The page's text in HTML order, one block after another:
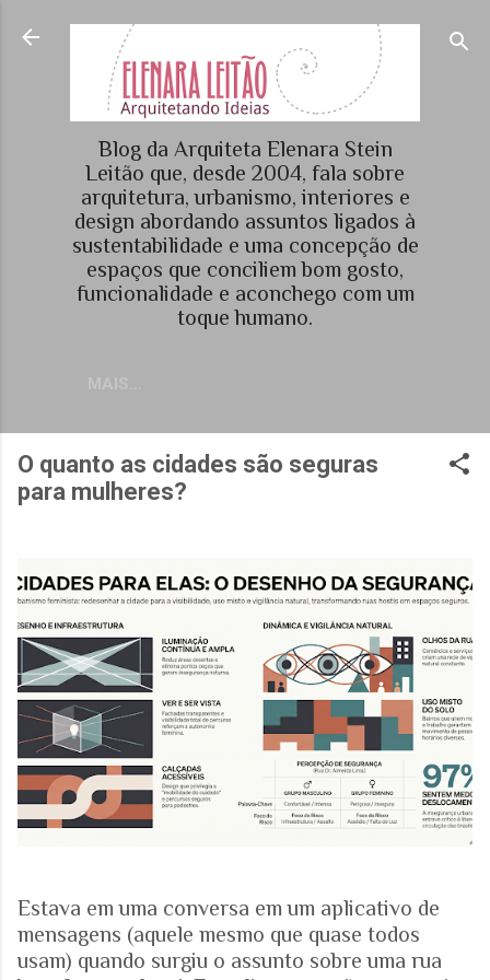
Pular para o conteúdo principal
Blog da Arquiteta Elenara Stein
Leitão que, desde 2004, fala sobre
arquitetura, urbanismo, interiores e
design abordando assuntos ligados à
sustentabilidade e uma concepção de
espaços que conciliem bom gosto,
funcionalidade e aconchego com um
toque humano.
O quanto as cidades são seguras
para mulheres?
Estava em uma conversa em um aplicativo de
mensagens (aquele mesmo que quase todos
usam) quando surgiu o assunto sobre uma rua